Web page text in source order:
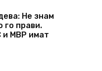
Не знам
го прави.
МВР имат